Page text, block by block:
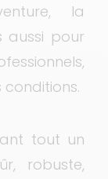
la
aussi pour
tout un
robuste,